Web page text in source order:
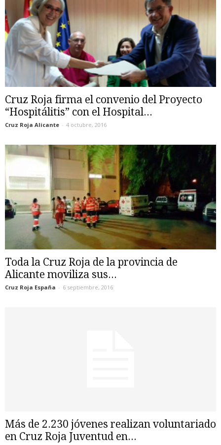
Cruz Roja firma el convenio del Proyecto
“Hospitálitis” con el Hospital...
Cruz Roja Alicante - 4 octubre, 2016
Toda la Cruz Roja de la provincia de
Alicante moviliza sus...
Cruz Roja España - 6 septiembre, 2016
Más de 2.230 jóvenes realizan voluntariado
en Cruz Roja Juventud en...